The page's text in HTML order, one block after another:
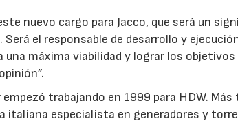
nuevo cargo para Jacco, que será un
el responsable de desarrollo y
máxima viabilidad y lograr los
trabajando en 1999 para HDW. Más
italiana especialista en generadores y